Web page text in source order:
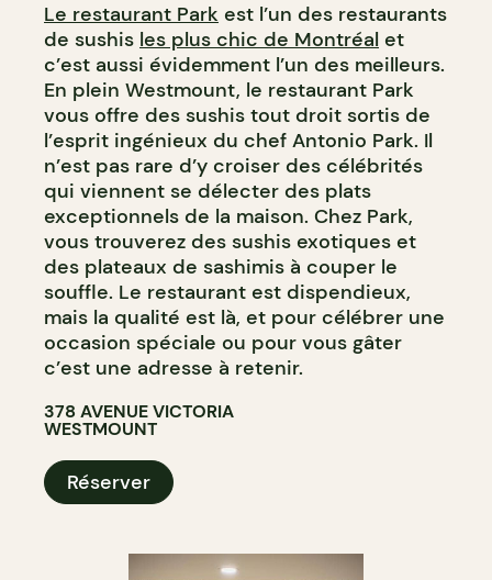
Le restaurant Park est l’un des restaurants
de sushis les plus chic de Montréal et
c’est aussi évidemment l’un des meilleurs.
En plein Westmount, le restaurant Park
vous offre des sushis tout droit sortis de
l’esprit ingénieux du chef Antonio Park. Il
n’est pas rare d’y croiser des célébrités
qui viennent se délecter des plats
exceptionnels de la maison. Chez Park,
vous trouverez des sushis exotiques et
des plateaux de sashimis à couper le
souffle. Le restaurant est dispendieux,
mais la qualité est là, et pour célébrer une
occasion spéciale ou pour vous gâter
c’est une adresse à retenir.
378 AVENUE VICTORIA
WESTMOUNT
Réserver